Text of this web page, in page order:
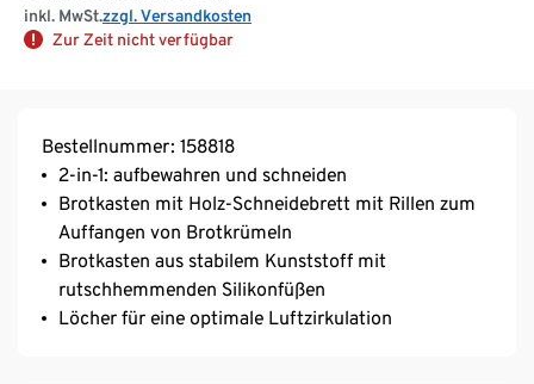
inkl. MwSt.zzgl. Versandkosten
Zur Zeit nicht verfügbar
Bestellnummer: 158818
2-in-1: aufbewahren und schneiden
Brotkasten mit Holz-Schneidebrett mit Rillen zum
Auffangen von Brotkrümeln
Brotkasten aus stabilem Kunststoff mit
rutschhemmenden Silikonfüßen
Löcher für eine optimale Luftzirkulation